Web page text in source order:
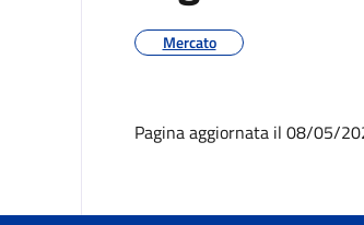
Mercato
Pagina aggiornata il 08/05/